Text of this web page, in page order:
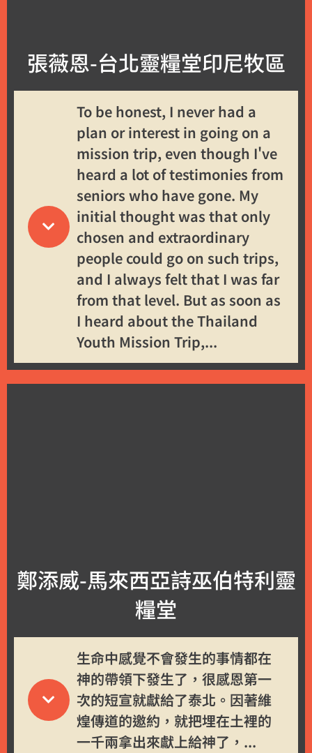
張薇恩-台北靈糧堂印尼牧區
To be honest, I never had a
plan or interest in going on a
mission trip, even though I've
heard a lot of testimonies from
seniors who have gone. My
initial thought was that only
chosen and extraordinary
people could go on such trips,
and I always felt that I was far
from that level. But as soon as
I heard about the Thailand
Youth Mission Trip,...
鄭添威-馬來西亞詩巫伯特利靈
糧堂
生命中感覺不會發生的事情都在
神的帶領下發生了，很感恩第一
次的短宣就獻給了泰北。因著維
煌傳道的邀約，就把埋在土裡的
一千兩拿出來獻上給神了，...